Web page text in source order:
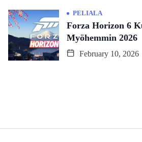
PELIALA
Forza Horizon 6
Myöhemmin 2026
February 10, 2026